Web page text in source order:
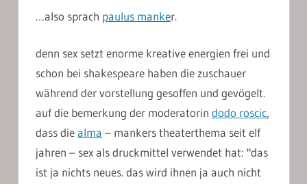
…also sprach paulus manker.
denn sex setzt enorme kreative energien frei und
schon bei shakespeare haben die zuschauer
während der vorstellung gesoffen und gevögelt.
auf die bemerkung der moderatorin dodo roscic,
dass diealma – mankers theaterthema seit elf
jahren – sex als druckmittel verwendet hat: "das
ist ja nichts neues. das wird ihnen ja auch nicht